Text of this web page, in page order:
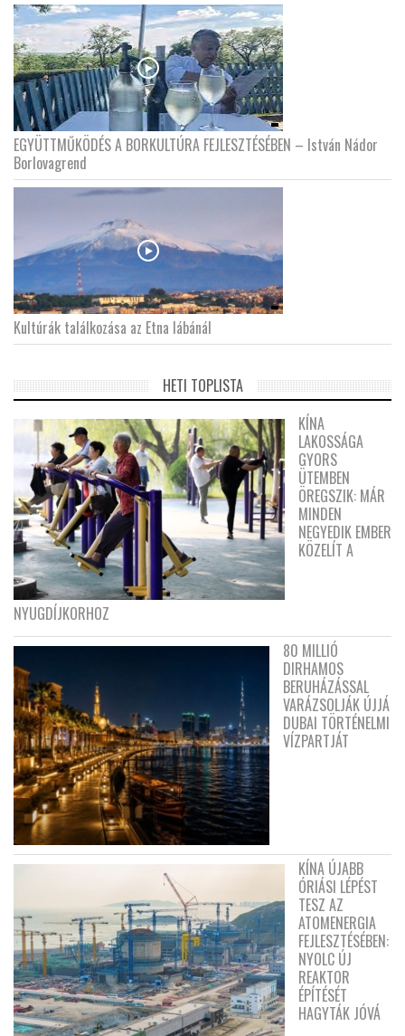
EGYÜTTMŰKÖDÉS A BORKULTÚRA FEJLESZTÉSÉBEN – István Nádor
Borlovagrend
Kultúrák találkozása az Etna lábánál
HETI TOPLISTA
KÍNA
LAKOSSÁGA
GYORS
ÜTEMBEN
ÖREGSZIK: MÁR
MINDEN
NEGYEDIK EMBER
KÖZELÍT A
NYUGDÍJKORHOZ
80 MILLIÓ
DIRHAMOS
BERUHÁZÁSSAL
VARÁZSOLJÁK ÚJJÁ
DUBAI TÖRTÉNELMI
VÍZPARTJÁT
KÍNA ÚJABB
ÓRIÁSI LÉPÉST
TESZ AZ
ATOMENERGIA
FEJLESZTÉSÉBEN:
NYOLC ÚJ
REAKTOR
ÉPÍTÉSÉT
HAGYTÁK JÓVÁ